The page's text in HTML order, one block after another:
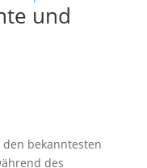
und
bekanntesten
des